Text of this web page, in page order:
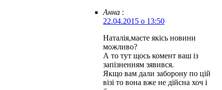
Анна :
22.04.2015 о 13:50
Наталія,маєте якісь новини
можливо?
А то тут щось комент ваш із
запізненням зявився.
Якщо вам дали заборону по цій
візі то вона вже не дійсна хоч і